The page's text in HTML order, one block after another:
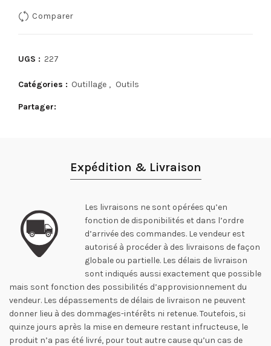
Comparer
UGS : 227
Catégories : Outillage , Outils
Partager
Expédition & Livraison
Les livraisons ne sont opérées qu’en
fonction de disponibilités et dans l’ordre
d’arrivée des commandes. Le vendeur est
autorisé à procéder à des livraisons de façon
globale ou partielle. Les délais de livraison
sont indiqués aussi exactement que possible
mais sont fonction des possibilités d’approvisionnement du
vendeur. Les dépassements de délais de livraison ne peuvent
donner lieu à des dommages-intérêts ni retenue. Toutefois, si
quinze jours après la mise en demeure restant infructeuse, le
produit n’a pas été livré, pour tout autre cause qu’un cas de